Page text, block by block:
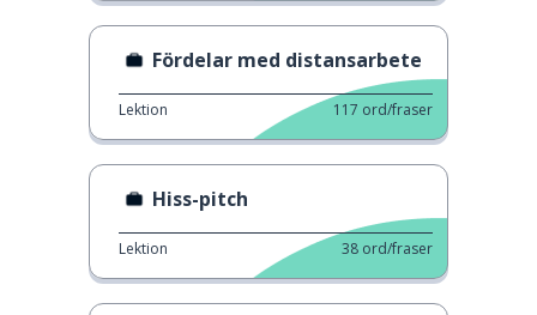
Fördelar med distansarbete
Lektion 117 ord/fraser
Hiss-pitch
Lektion 38 ord/fraser